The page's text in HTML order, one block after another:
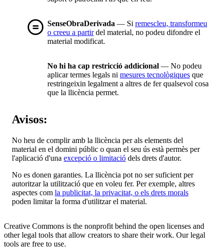
SenseObraDerivada — Si remescleu, transformeu
o creeu a partirdel material, no podeu difondre el
material modificat.
No hi ha cap restricció addicional — No podeu
aplicar termes legals ni mesures tecnològiques que
restringeixin legalment a altres de fer qualsevol cosa
que la llicència permet.
Avisos:
No heu de complir amb la llicència per als elements del
material en el domini públic o quan el seu ús està permès per
l'aplicació d'una excepció o limitació dels drets d'autor.
No es donen garanties. La llicència pot no ser suficient per
autoritzar la utilització que en voleu fer. Per exemple, altres
aspectes com la publicitat, la privacitat, o els drets morals
poden limitar la forma d'utilitzar el material.
Creative Commons is the nonprofit behind the open licenses and
other legal tools that allow creators to share their work. Our legal
tools are free to use.